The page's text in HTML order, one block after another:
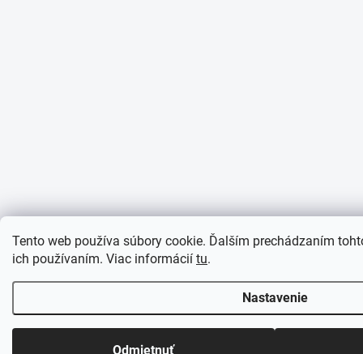
Tento web používa súbory cookie. Ďalším prechádzaním
ich používaním. Viac informácií tu.
Nastavenie
Odmietnuť